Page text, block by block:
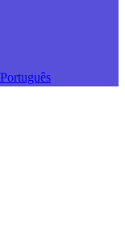
Português